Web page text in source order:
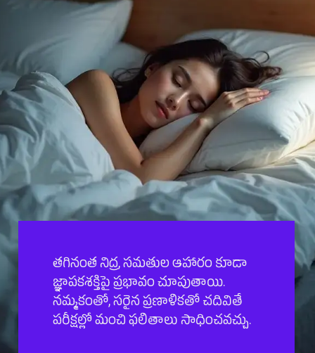
తగినంత నిద్ర, సమతుల ఆహారం కూడా
జ్ఞాపకశక్తిపై ప్రభావం చూపుతాయి.
నమ్మకంతో, సరైన ప్రణాళికతో చదివితే
పరీక్షల్లో మంచి ఫలితాలు సాధించవచ్చు.